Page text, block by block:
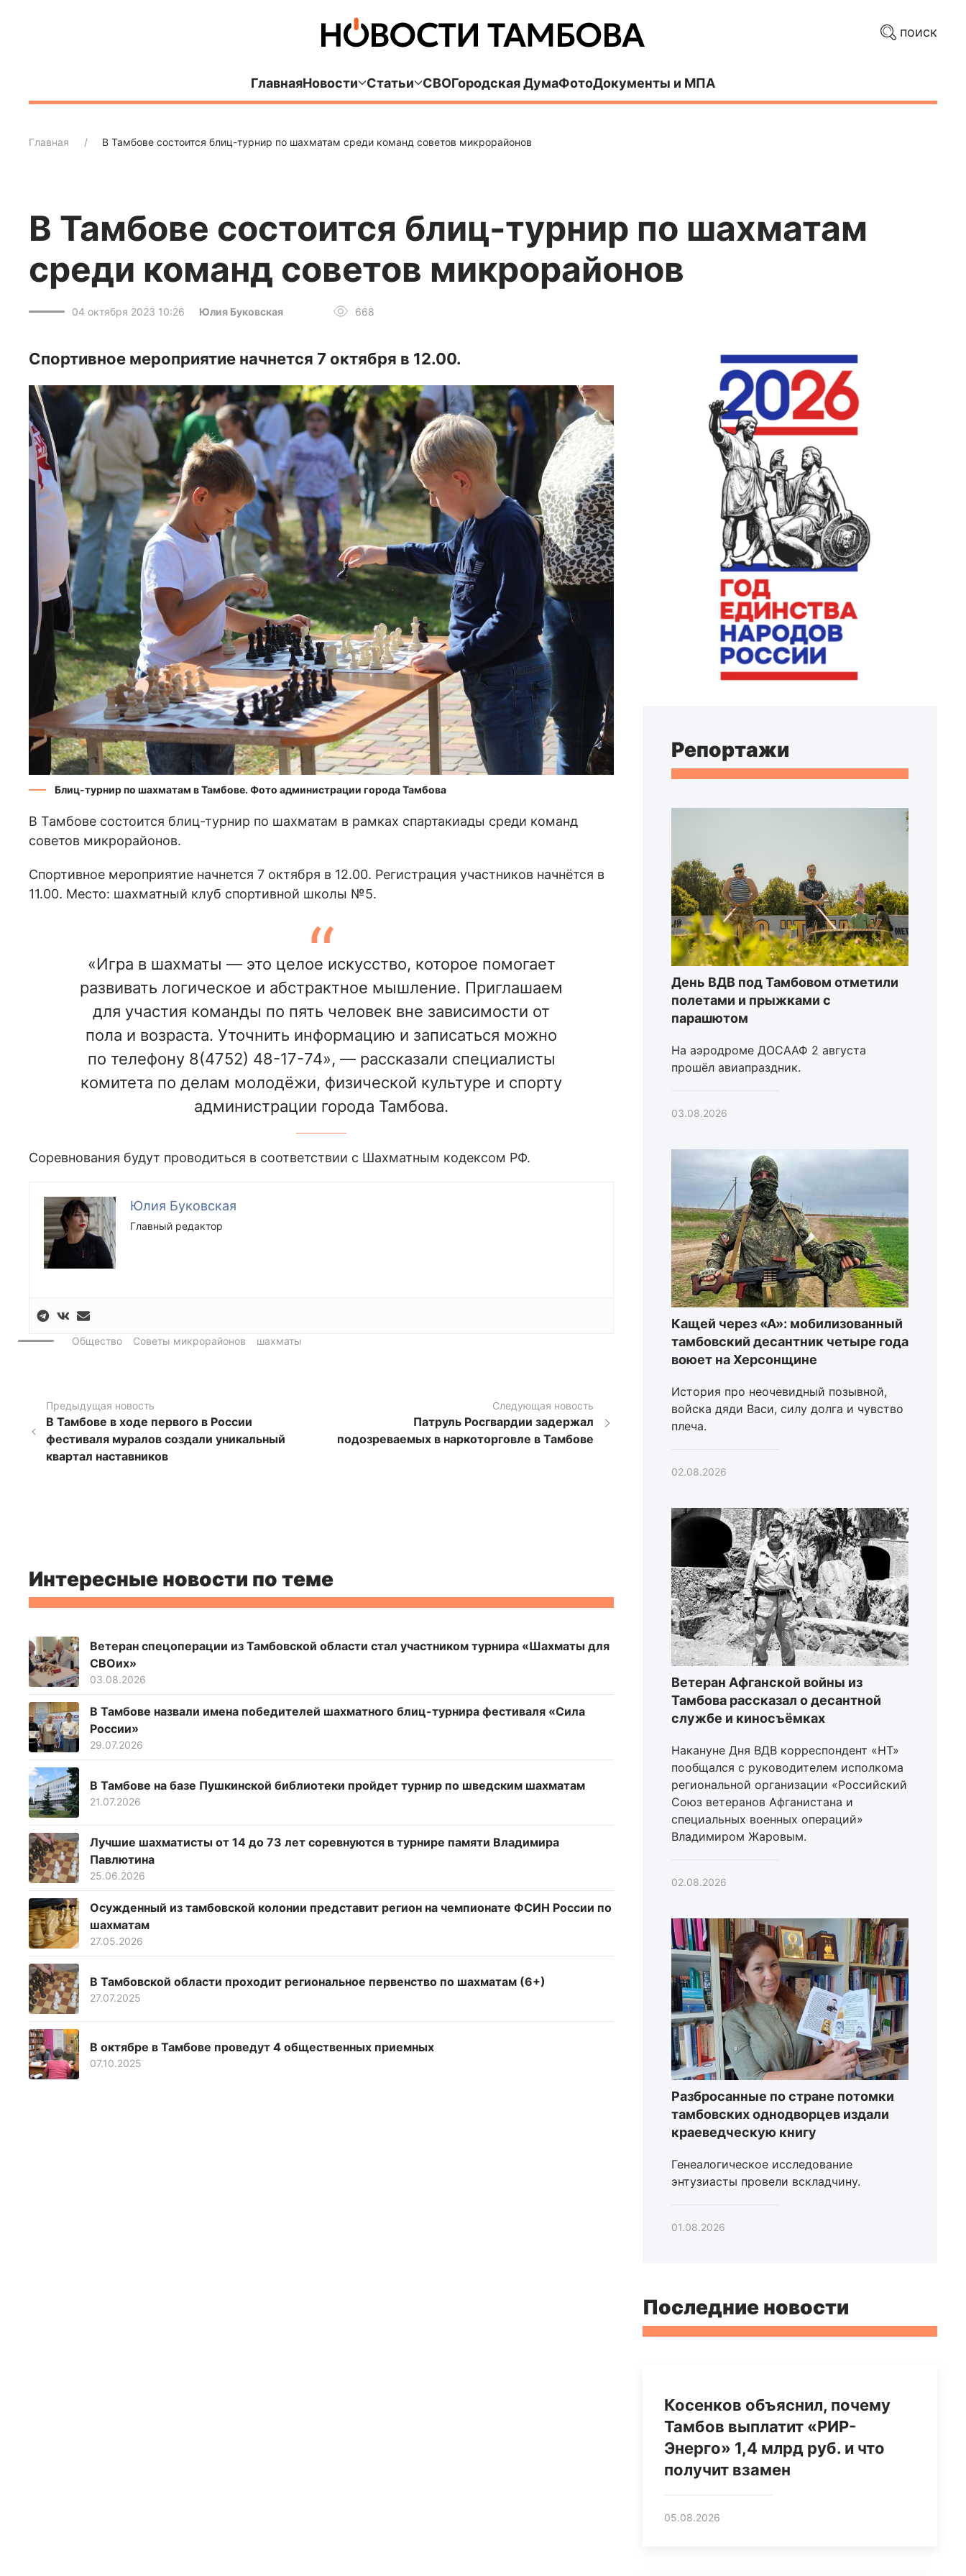
поиск
ГлавнаяНовости Статьи СВОГородская ДумаФотоДокументы и МПА
Главная В Тамбове состоится блиц-турнир по шахматам среди команд советов микрорайонов
В Тамбове состоится блиц-турнир по шахматам
среди команд советов микрорайонов
04 октября 2023 10:26 Юлия Буковская 668
Спортивное мероприятие начнется 7 октября в 12.00.
Блиц-турнир по шахматам в Тамбове. Фото администрации города Тамбова
В Тамбове состоится блиц-турнир по шахматам в рамках спартакиады среди команд
советов микрорайонов.
Спортивное мероприятие начнется 7 октября в 12.00. Регистрация участников начнётся в
11.00. Место: шахматный клуб спортивной школы №5.
«Игра в шахматы — это целое искусство, которое помогает
развивать логическое и абстрактное мышление. Приглашаем
для участия команды по пять человек вне зависимости от
пола и возраста. Уточнить информацию и записаться можно
по телефону 8(4752) 48-17-74», — рассказали специалисты
комитета по делам молодёжи, физической культуре и спорту
администрации города Тамбова.
Соревнования будут проводиться в соответствии с Шахматным кодексом РФ.
Юлия Буковская
Главный редактор
Общество Советы микрорайонов шахматы
Предыдущая новость
В Тамбове в ходе первого в России
фестиваля муралов создали уникальный
квартал наставников
Следующая новость
Патруль Росгвардии задержал
подозреваемых в наркоторговле в Тамбове
Интересные новости по теме
Ветеран спецоперации из Тамбовской области стал участником турнира «Шахматы для
СВОих»
03.08.2026
В Тамбове назвали имена победителей шахматного блиц-турнира фестиваля «Сила
России»
29.07.2026
В Тамбове на базе Пушкинской библиотеки пройдет турнир по шведским шахматам
21.07.2026
Лучшие шахматисты от 14 до 73 лет соревнуются в турнире памяти Владимира
Павлютина
25.06.2026
Осужденный из тамбовской колонии представит регион на чемпионате ФСИН России по
шахматам
27.05.2026
В Тамбовской области проходит региональное первенство по шахматам (6+)
27.07.2025
В октябре в Тамбове проведут 4 общественных приемных
07.10.2025
Репортажи
День ВДВ под Тамбовом отметили
полетами и прыжками с
парашютом
На аэродроме ДОСААФ 2 августа
прошёл авиапраздник.
03.08.2026
Кащей через «А»: мобилизованный
тамбовский десантник четыре года
воюет на Херсонщине
История про неочевидный позывной,
войска дяди Васи, силу долга и чувство
плеча.
02.08.2026
Ветеран Афганской войны из
Тамбова рассказал о десантной
службе и киносъёмках
Накануне Дня ВДВ корреспондент «НТ»
пообщался с руководителем исполкома
региональной организации «Российский
Союз ветеранов Афганистана и
специальных военных операций»
Владимиром Жаровым.
02.08.2026
Разбросанные по стране потомки
тамбовских однодворцев издали
краеведческую книгу
Генеалогическое исследование
энтузиасты провели вскладчину.
01.08.2026
Последние новости
Косенков объяснил, почему
Тамбов выплатит «РИР-
Энерго» 1,4 млрд руб. и что
получит взамен
05.08.2026